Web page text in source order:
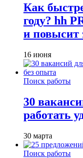
Как
году? hh
и повысит
16 июня
Поиск работы
30
работать
30 марта
Поиск работы